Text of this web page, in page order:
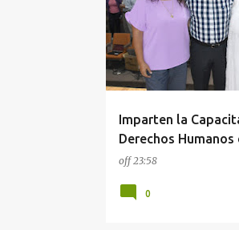
t
r
a
d
Imparten la
Derechos
funcionarios
off 23:58
0